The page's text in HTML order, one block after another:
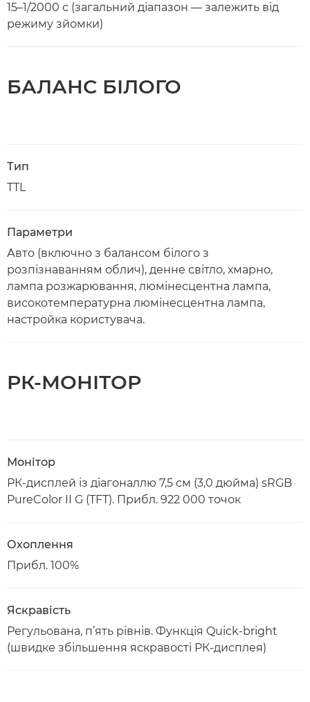
15–1/2000 с (загальний діапазон — залежить від
режиму зйомки)
БАЛАНС БІЛОГО
Тип
TTL
Параметри
Авто (включно з балансом білого з
розпізнаванням облич), денне світло, хмарно,
лампа розжарювання, люмінесцентна лампа,
високотемпературна люмінесцентна лампа,
настройка користувача.
РК-МОНІТОР
Монітор
РК-дисплей із діагоналлю 7,5 см (3,0 дюйма) sRGB
PureColor II G (TFT). Прибл. 922 000 точок
Охоплення
Прибл. 100%
Яскравість
Регульована, п’ять рівнів. Функція Quick-bright
(швидке збільшення яскравості РК-дисплея)